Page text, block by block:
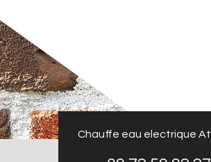
Chauffe eau electrique